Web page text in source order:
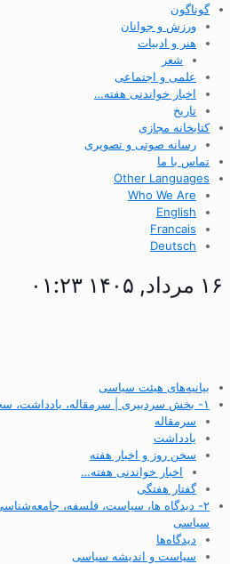
گوناگون
ورزش و جوانان
هنر و ادبیات
شعر
علمی و اجتماعی
اخبار خواندنی هفته…
تاریخ
کتابخانه مجازی
رسانه صوتی و تصویری
تماس با ما
Other Languages
Who We Are
English
Francais
Deutsch
۱۶ مرداد, ۱۴۰۵ ۰۱:۲۳
بیانیه‌های هیئت سیاسی
۱- بخش سردبیری | سرمقاله، یادداشت، سخن روز و پژوهش‌ها
سرمقاله
یادداشت
سخن روز و اخبار هفته
اخبار خواندنی هفته…
گفتار هفتگی
۲- دیدگاه ها، سیاست، فلسفه،
سیاسی
دیدگاه‌ها
سیاست و اندیشه سیاسی